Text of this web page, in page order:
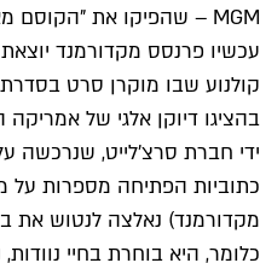
MGM – שהפיקו את "הקוסם מארץ עוץ" ואת סרטי ג'יימס בונד – בסכום של 8.45 מיליארד דולר, וכך תנכס לעצמה עוד פיסת תרבות לצורך אריזה ושיווק מחודשים.
עכשיו פרנסס מקדורמנד
קולנוע שבו מוקרן סרט
בהציגו דיוקן אלגי של
ידי חברת סרצ'לייט, שנרכשה
כלומר, היא בוחרת בחיי